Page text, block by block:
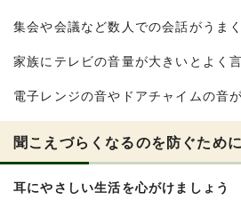
集会や会議など数人での会話がうま
家族にテレビの音量が大きいとよく
電子レンジの音やドアチャイムの音
聞こえづらくなるのを防ぐために
耳にやさしい生活を心がけましょう